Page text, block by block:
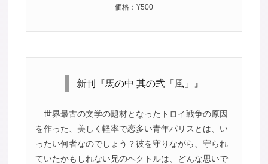
価格：¥500
新刊『馬の中 其の弐「風」』
世界最古の文学の題材となったトロイ戦争の原因
を作った、美しく軽率で恋多い青年パリスとは、い
ったい何者なのでしょう？彼を守りながら、守られ
ていたかもしれない兄のヘクトルは、どんな思いで